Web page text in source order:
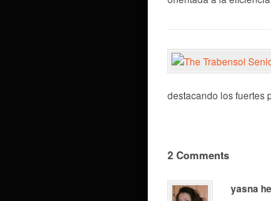
destacando los fuertes
2 Comments
yasna